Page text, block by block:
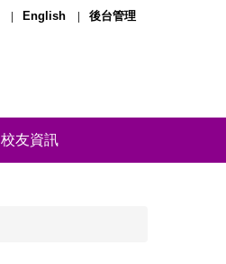
English 後台管理
校友資訊